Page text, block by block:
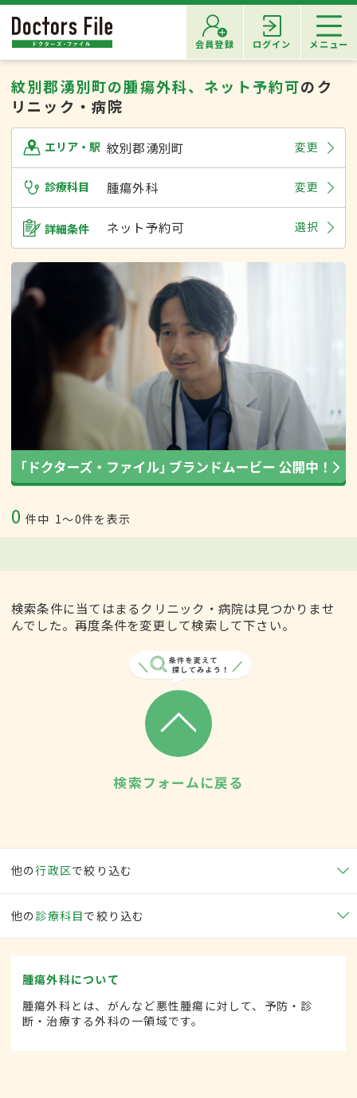
会員登録 ログイン メニュー
紋別郡湧別町の腫瘍外科、ネット予約可のク
リニック・病院
エリア・駅 紋別郡湧別町 変更
診療科目 腫瘍外科 変更
詳細条件 ネット予約可 選択
0 件中 1〜0件を表示
検索条件に当てはまるクリニック・病院は見つかりませ
んでした。再度条件を変更して検索して下さい。
検索フォームに戻る
他の行政区で絞り込む
他の 診療科目で絞り込む
腫瘍外科について
腫瘍外科とは、がんなど悪性腫瘍に対して、予防・診
断・治療する外科の一領域です。